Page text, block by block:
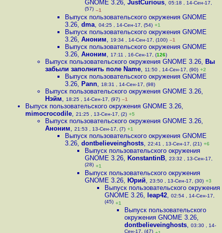
GNOME 3.26, JustCurious, 05:18 , 14-Сен-17,
(57) –1
Выпуск пользовательского окружения GNOME
3.26, dma, 04:25 , 14-Сен-17, (54) +1
Выпуск пользовательского окружения GNOME
3.26, Аноним, 19:34 , 14-Сен-17, (100) –1
Выпуск пользовательского окружения GNOME
3.26, Аноним, 17:11 , 16-Сен-17, (126)
Выпуск пользовательского окружения GNOME 3.26, Вы
забыли заполнить поле Name, 11:50 , 14-Сен-17, (90) +2
Выпуск пользовательского окружения GNOME
3.26, Pann, 18:31 , 14-Сен-17, (98)
Выпуск пользовательского окружения GNOME 3.26,
Нэйм, 18:25 , 14-Сен-17, (97) –1
Выпуск пользовательского окружения GNOME 3.26,
mimocrocodile, 21:25 , 13-Сен-17, (2) +5
Выпуск пользовательского окружения GNOME 3.26,
Аноним, 21:53 , 13-Сен-17, (7) +1
Выпуск пользовательского окружения GNOME
3.26, dontbelieveinghosts, 22:41 , 13-Сен-17, (21) +6
Выпуск пользовательского окружения
GNOME 3.26, KonstantinB, 23:32 , 13-Сен-17,
(28) +1
Выпуск пользовательского окружения
GNOME 3.26, Юрий, 23:50 , 13-Сен-17, (30) +3
Выпуск пользовательского окружения
GNOME 3.26, leap42, 02:54 , 14-Сен-17,
(45) +1
Выпуск пользовательского
окружения GNOME 3.26,
dontbelieveinghosts, 03:30 , 14-